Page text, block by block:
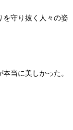
を守り抜く人々の姿
当に美しかった。